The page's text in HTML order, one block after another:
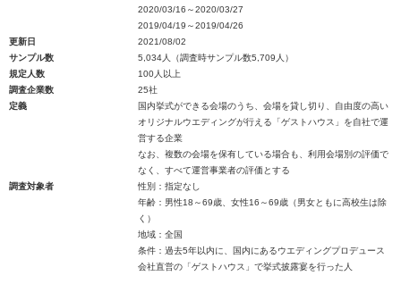
2020/03/16～2020/03/27
2019/04/19～2019/04/26
更新日
2021/08/02
サンプル数
5,034人（調査時サンプル数5,709人）
規定人数
100人以上
調査企業数
25社
定義
国内挙式ができる会場のうち、会場を貸し切り、自由度の高い
オリジナルウエディングが行える「ゲストハウス」を自社で運
営する企業
なお、複数の会場を保有している場合も、利用会場別の評価で
なく、すべて運営事業者の評価とする
調査対象者
性別：指定なし
年齢：男性18～69歳、女性16～69歳（男女ともに高校生は除
く）
地域：全国
条件：過去5年以内に、国内にあるウエディングプロデュース
会社直営の「ゲストハウス」で挙式披露宴を行った人